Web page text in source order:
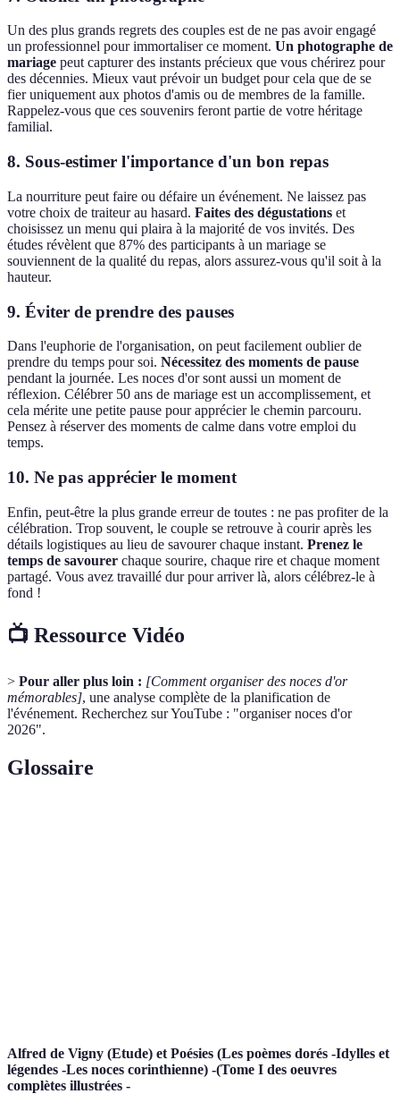
Un des plus grands regrets des couples est de ne pas avoir engagé
un professionnel pour immortaliser ce moment. Un photographe de
mariage peut capturer des instants précieux que vous chérirez pour
des décennies. Mieux vaut prévoir un budget pour cela que de se
fier uniquement aux photos d'amis ou de membres de la famille.
Rappelez-vous que ces souvenirs feront partie de votre héritage
familial.
8. Sous-estimer l'importance d'un bon repas
La nourriture peut faire ou défaire un événement. Ne laissez pas
votre choix de traiteur au hasard. Faites des dégustations et
choisissez un menu qui plaira à la majorité de vos invités. Des
études révèlent que 87% des participants à un mariage se
souviennent de la qualité du repas, alors assurez-vous qu'il soit à la
hauteur.
9. Éviter de prendre des pauses
Dans l'euphorie de l'organisation, on peut facilement oublier de
prendre du temps pour soi. Nécessitez des moments de pause
pendant la journée. Les noces d'or sont aussi un moment de
réflexion. Célébrer 50 ans de mariage est un accomplissement, et
cela mérite une petite pause pour apprécier le chemin parcouru.
Pensez à réserver des moments de calme dans votre emploi du
temps.
10. Ne pas apprécier le moment
Enfin, peut-être la plus grande erreur de toutes : ne pas profiter de la
célébration. Trop souvent, le couple se retrouve à courir après les
détails logistiques au lieu de savourer chaque instant. Prenez le
temps de savourer chaque sourire, chaque rire et chaque moment
partagé. Vous avez travaillé dur pour arriver là, alors célébrez-le à
fond !
📺 Ressource Vidéo
> Pour aller plus loin : [Comment organiser des noces d'or
mémorables], une analyse complète de la planification de
l'événement. Recherchez sur YouTube : "organiser noces d'or
2026".
Glossaire
Alfred de Vigny (Etude) et Poésies (Les poèmes dorés -Idylles et
légendes -Les noces corinthienne) -(Tome I des oeuvres
complètes illustrées -